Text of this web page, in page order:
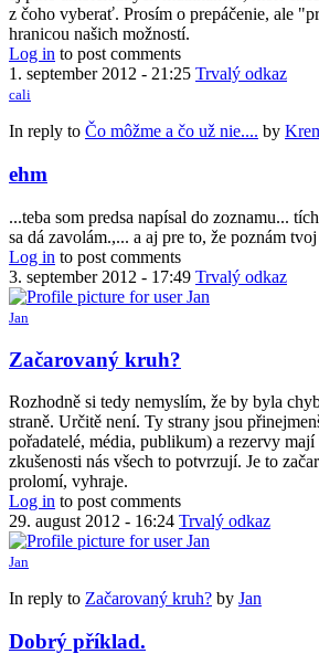
z čoho vyberať. Prosím o prepáčenie, ale
hranicou našich možností.
Log in to post comments
1. september 2012 - 21:25 Trvalý odkaz
cali
In reply to Čo môžme a čo už nie.... by
ehm
...teba som predsa napísal do zoznamu...
sa dá zavolám.,... a aj pre to, že poznám
Log in to post comments
3. september 2012 - 17:49 Trvalý odkaz
Jan
Začarovaný kruh?
Rozhodně si tedy nemyslím, že by byla
straně. Určitě není. Ty strany jsou
pořadatelé, média, publikum) a rezervy
zkušenosti nás všech to potvrzují. Je to
prolomí, vyhraje.
Log in to post comments
29. august 2012 - 16:24 Trvalý odkaz
Jan
In reply to Začarovaný kruh? by Jan
Dobrý příklad.